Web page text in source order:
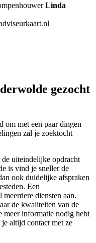
Linda
gezocht
om met een paar dingen
zal je zoektocht
uiteindelijke opdracht
is vind je sneller de
ook duidelijke afspraken
Een
diensten aan.
de kwaliteiten van de
meer informatie nodig hebt
altijd contact met ze